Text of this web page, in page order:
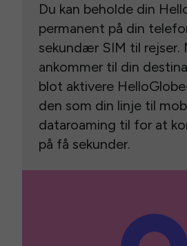
Du kan beholde din
permanent på din
sekundær SIM til rejser.
ankommer til din
blot aktivere
den som din linje til
dataroaming til for at
på få sekunder.